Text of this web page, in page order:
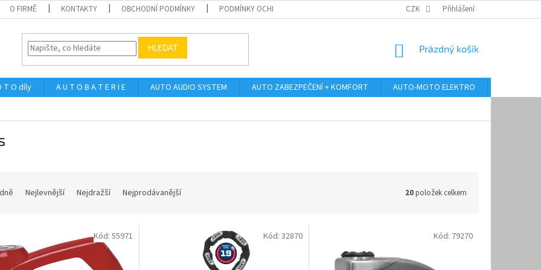
O FIRMĚ KONTAKTY OBCHODNÍ PODMÍNKY PODMÍNKY OCHRANY OSOBNÍCH ÚDAJŮ ODSTOUPENÍ OD KUPNÍ SMLOUVY
CZK Přihlášení
HLEDAT
NÁKUPNÍ
Prázdný košík
T O díly A U T O B A T E R I E AUTO AUDIO SYSTEM AUTO ZABEZPEČENÍ + KOMFORT AUTO-MOTO ELEKTRO
Nejlevnější Nejdražší Nejprodávanější 20položek celkem
Kód: 55971 Kód: 32870 Kód: 79270